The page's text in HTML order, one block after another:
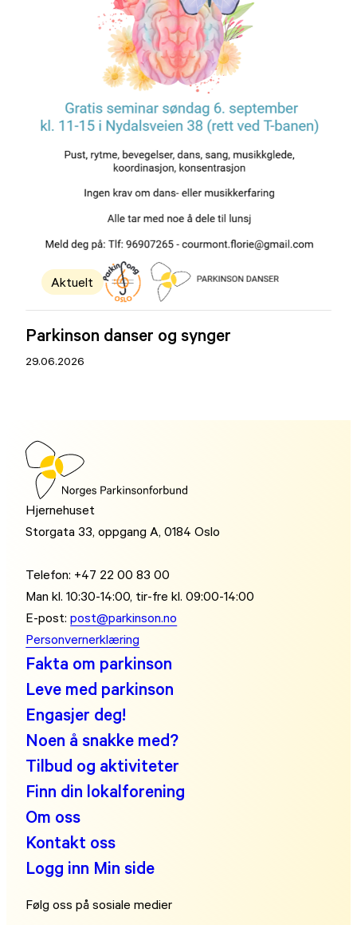
Aktuelt
Parkinson danser og synger
29.06.2026
Hjernehuset
Storgata 33, oppgang A, 0184 Oslo
Telefon: +47 22 00 83 00
Man kl. 10:30-14:00, tir-fre kl. 09:00-14:00
E-post:post@parkinson.no
Personvernerklæring
Fakta om parkinson
Leve med parkinson
Engasjer deg!
Noen å snakke med?
Tilbud og aktiviteter
Finn din lokalforening
Om oss
Kontakt oss
Logg inn Min side
Følg oss på sosiale medier